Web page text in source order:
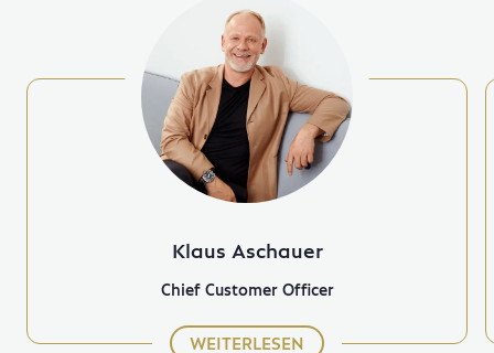
Klaus Aschauer
Chief Customer Officer
WEITERLESEN